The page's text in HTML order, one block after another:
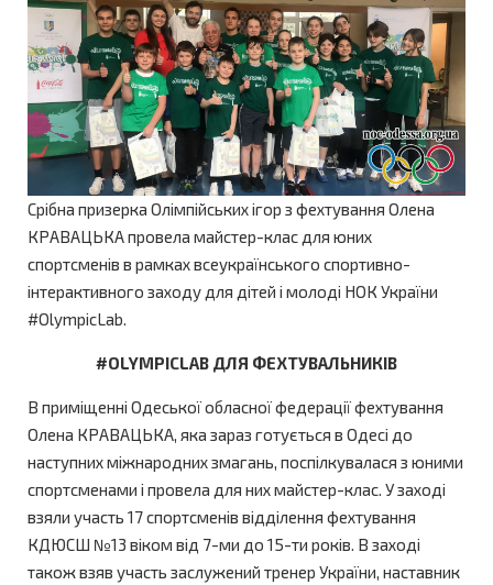
Срібна призерка Олімпійських ігор з фехтування Олена
КРАВАЦЬКА провела майстер-клас для юних
спортсменів в рамках всеукраїнського спортивно-
інтерактивного заходу для дітей і молоді НОК України
#OlympicLab.
#OLYMPICLAB ДЛЯ ФЕХТУВАЛЬНИКІВ
В приміщенні Одеської обласної федерації фехтування
Олена КРАВАЦЬКА, яка зараз готується в Одесі до
наступних міжнародних змагань, поспілкувалася з юними
спортсменами і провела для них майстер-клас. У заході
взяли участь 17 спортсменів відділення фехтування
КДЮСШ №13 віком від 7-ми до 15-ти років. В заході
також взяв участь заслужений тренер України, наставник